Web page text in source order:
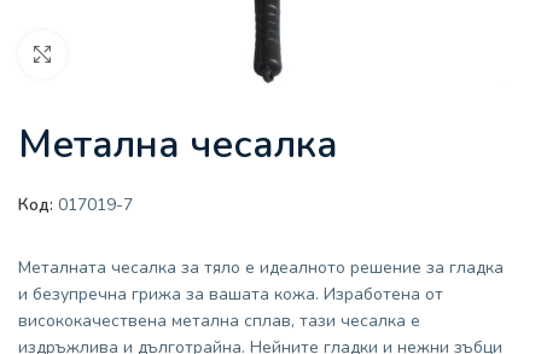
Метална чесалка
Код: 017019-7
Металната чесалка за тяло е идеалното решение за гладка
и безупречна грижа за вашата кожа. Изработена от
висококачествена метална сплав, тази чесалка е
издръжлива и дълготрайна. Нейните гладки и нежни зъбци